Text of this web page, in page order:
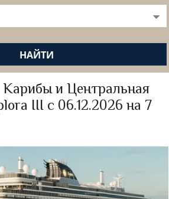
НАЙТИ
и Центральная
III с 06.12.2026 на 7